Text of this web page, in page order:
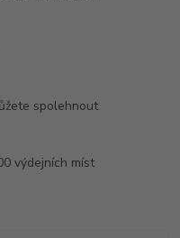
spolehnout
výdejních míst